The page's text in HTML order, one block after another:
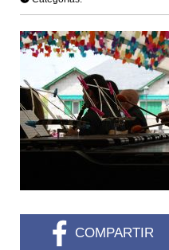
COMPARTIR